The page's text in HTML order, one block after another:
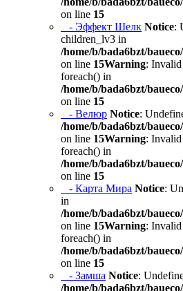
on line 15
- Эффект Шелк Notice:
children_lv3 in
/home/b/bada6bzt/
on line 15Warning:
foreach() in
/home/b/bada6bzt/
on line 15
- Велюр Notice:
/home/b/bada6bzt/
on line 15Warning:
foreach() in
/home/b/bada6bzt/
on line 15
- Карта Мира Notice:
in
/home/b/bada6bzt/
on line 15Warning:
foreach() in
/home/b/bada6bzt/
on line 15
- Замша Notice:
/home/b/bada6bzt/